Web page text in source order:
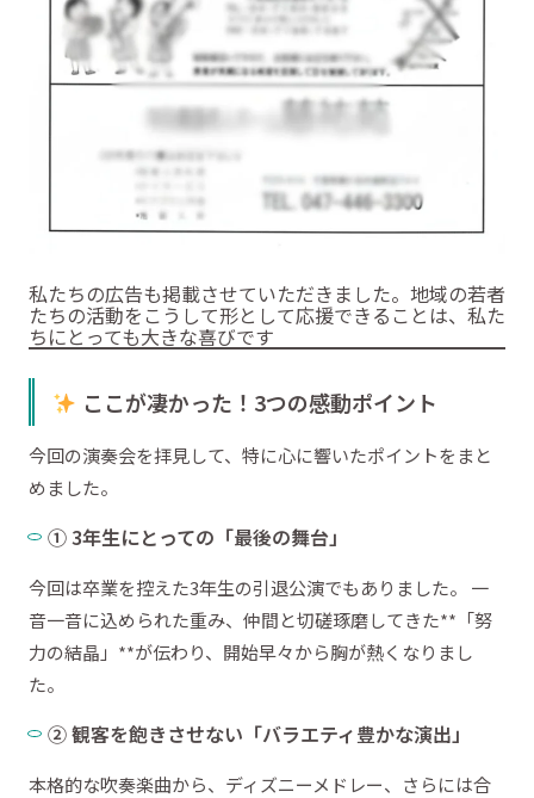
私たちの広告も掲載させていただきました。地域の若者
たちの活動をこうして形として応援できることは、私た
ちにとっても大きな喜びです
ここが凄かった！3つの感動ポイント
今回の演奏会を拝見して、特に心に響いたポイントをまと
めました。
① 3年生にとっての「最後の舞台」
今回は卒業を控えた3年生の引退公演でもありました。 一
音一音に込められた重み、仲間と切磋琢磨してきた**「努
力の結晶」**が伝わり、開始早々から胸が熱くなりまし
た。
② 観客を飽きさせない「バラエティ豊かな演出」
本格的な吹奏楽曲から、ディズニーメドレー、さらには合